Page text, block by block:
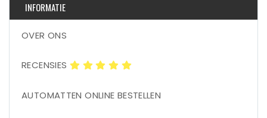
INFORMATIE
OVER ONS
RECENSIES
AUTOMATTEN ONLINE BESTELLEN